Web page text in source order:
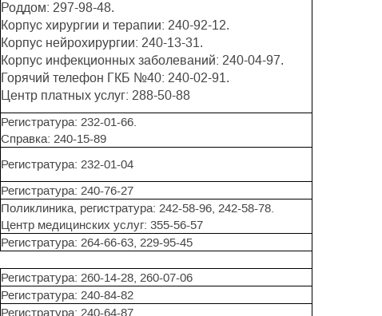
Роддом: 297-98-48.
Корпус хирургии и терапии: 240-92-12.
Корпус нейрохирургии: 240-13-31.
Корпус инфекционных заболеваний: 240-04-97.
Горячий телефон ГКБ №40: 240-02-91.
Центр платных услуг: 288-50-88
Регистратура: 232-01-66.
Справка: 240-15-89
Регистратура: 232-01-04
Регистратура: 240-76-27
Поликлиника, регистратура: 242-58-96, 242-58-78.
Центр медицинских услуг: 355-56-57
Регистратура: 264-66-63, 229-95-45
Регистратура: 260-14-28, 260-07-06
Регистратура: 240-84-82
Регистратура: 240-64-87